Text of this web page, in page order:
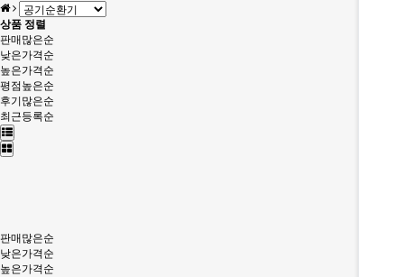
상품 정렬
판매많은순
낮은가격순
높은가격순
평점높은순
후기많은순
최근등록순
판매많은순
낮은가격순
높은가격순